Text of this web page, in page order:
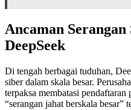
Ancaman
DeepSeek
Di tengah berbagai tuduhan,
siber dalam skala besar.
terpaksa membatasi
“serangan jahat berskala besar”